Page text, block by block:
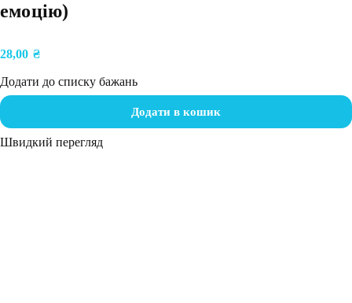
емоцію)
28,00 ₴
Додати до списку бажань
Додати в кошик
Швидкий перегляд